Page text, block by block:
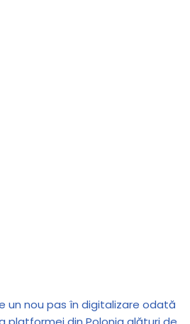
un nou pas în digitalizare odată